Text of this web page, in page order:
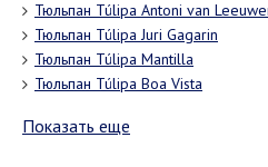
Тюльпан Túlipa Antoni van
Тюльпан Túlipa Juri Gagarin
Тюльпан Túlipa Mantilla
Тюльпан Túlipa Boa Vista
Показать еще